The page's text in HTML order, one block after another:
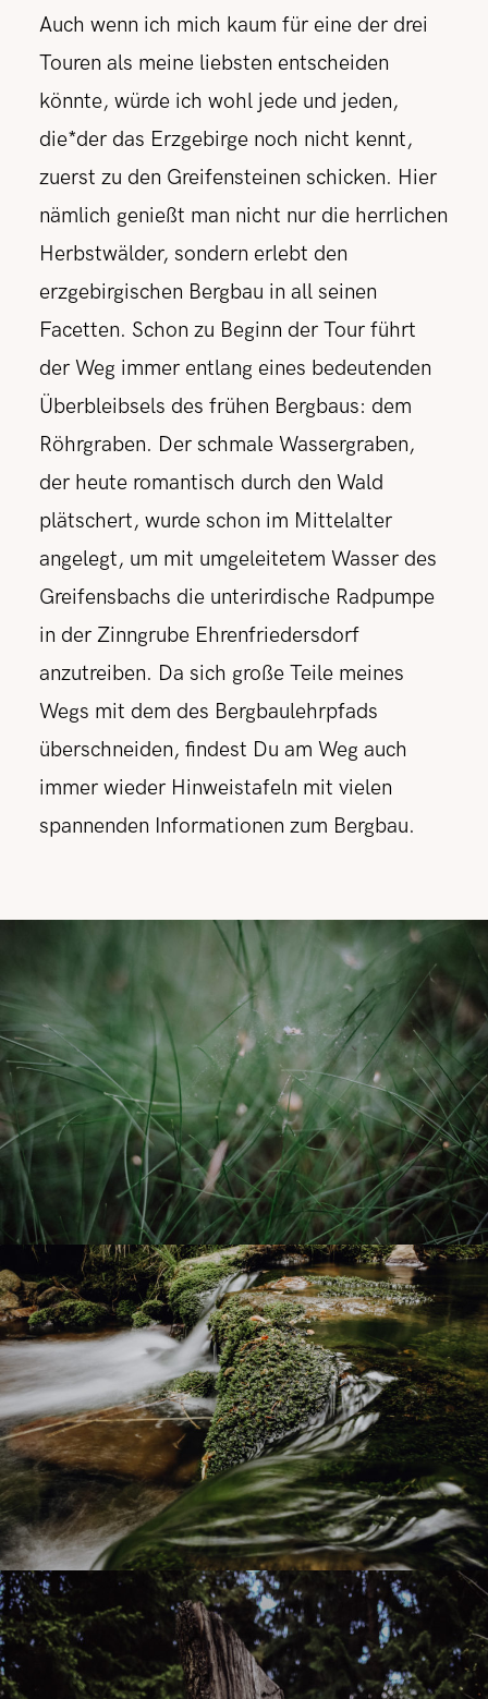
Auch wenn ich mich kaum für eine der drei
Touren als meine liebsten entscheiden
könnte, würde ich wohl jede und jeden,
die*der das Erzgebirge noch nicht kennt,
zuerst zu den Greifensteinen schicken. Hier
nämlich genießt man nicht nur die herrlichen
Herbstwälder, sondern erlebt den
erzgebirgischen Bergbau in all seinen
Facetten. Schon zu Beginn der Tour führt
der Weg immer entlang eines bedeutenden
Überbleibsels des frühen Bergbaus: dem
Röhrgraben. Der schmale Wassergraben,
der heute romantisch durch den Wald
plätschert, wurde schon im Mittelalter
angelegt, um mit umgeleitetem Wasser des
Greifensbachs die unterirdische Radpumpe
in der Zinngrube Ehrenfriedersdorf
anzutreiben. Da sich große Teile meines
Wegs mit dem des Bergbaulehrpfads
überschneiden, findest Du am Weg auch
immer wieder Hinweistafeln mit vielen
spannenden Informationen zum Bergbau.